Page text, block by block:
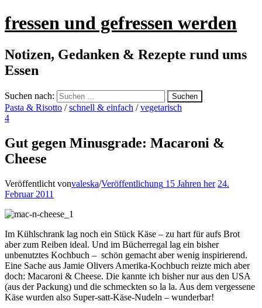
fressen und gefressen werden
Notizen, Gedanken & Rezepte rund ums
Essen
Suchen nach:
Pasta & Risotto /schnell & einfach /vegetarisch
4
Gut gegen Minusgrade: Macaroni &
Cheese
Veröffentlicht vonvaleska/Veröffentlichung 15 Jahren her 24.
Februar 2011
Im Kühlschrank lag noch ein Stück Käse – zu hart für aufs Brot
aber zum Reiben ideal. Und im Bücherregal lag ein bisher
unbenutztes Kochbuch – schön gemacht aber wenig inspirierend.
Eine Sache aus Jamie Olivers Amerika-Kochbuch reizte mich aber
doch: Macaroni & Cheese. Die kannte ich bisher nur aus den USA
(aus der Packung) und die schmeckten so la la. Aus dem vergessene
Käse wurden also Super-satt-Käse-Nudeln – wunderbar!